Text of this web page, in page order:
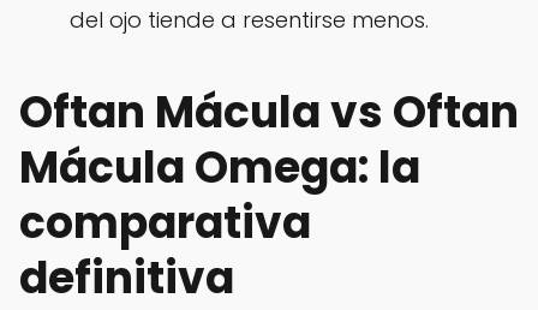
del ojo tiende a resentirse menos.
Oftan Mácula vs Oftan
Mácula Omega: la
comparativa
definitiva